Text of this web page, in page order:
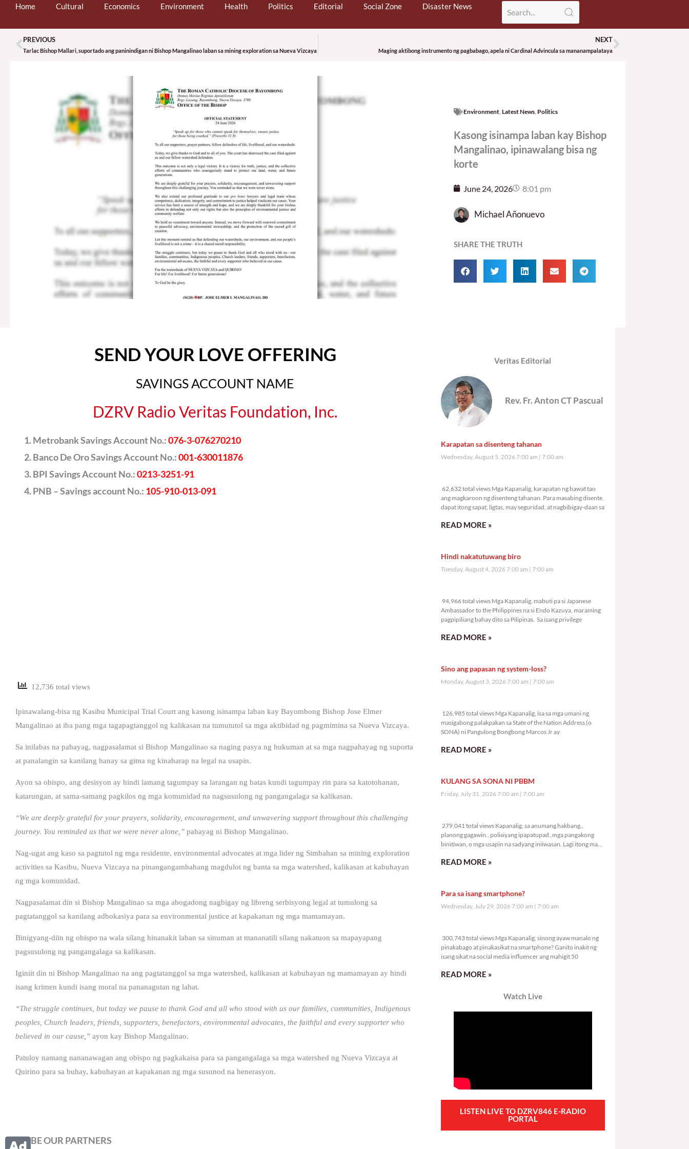
Home Cultural Economics Environment Health Politics Editorial Social Zone Disaster News
Prev
PREVIOUS
Tarlac Bishop Mallari, suportado ang paninindigan ni Bishop Mangalinao laban sa mining exploration sa Nueva Vizcaya
NEXT
Maging aktibong instrumento ng pagbabago, apela ni Cardinal Advincula sa mananampalatayaNext
Environment, Latest News, Politics
Kasong isinampa laban kay Bishop
Mangalinao, ipinawalang bisa ng
korte
June 24, 2026 8:01 pm
Michael Añonuevo
SHARE THE TRUTH
SEND YOUR LOVE OFFERING
SAVINGS ACCOUNT NAME
DZRV Radio Veritas Foundation, Inc.
Metrobank Savings Account No.:076-3-076270210
Banco De Oro Savings Account No.:001-630011876
BPI Savings Account No.:0213-3251-91
PNB – Savings account No.: 105-910-013-091
12,736 total views
Ipinawalang-bisa ng Kasibu Municipal Trial Court ang kasong isinampa laban kay Bayombong Bishop Jose Elmer
Mangalinao at iba pang mga tagapagtanggol ng kalikasan na tumututol sa mga aktibidad ng pagmimina sa Nueva Vizcaya.
Sa inilabas na pahayag, nagpasalamat si Bishop Mangalinao sa naging pasya ng hukuman at sa mga nagpahayag ng suporta
at panalangin sa kanilang hanay sa gitna ng kinaharap na legal na usapin.
Ayon sa obispo, ang desisyon ay hindi lamang tagumpay sa larangan ng batas kundi tagumpay rin para sa katotohanan,
katarungan, at sama-samang pagkilos ng mga komunidad na nagsusulong ng pangangalaga sa kalikasan.
“We are deeply grateful for your prayers, solidarity, encouragement, and unwavering support throughout this challenging
journey. You reminded us that we were never alone,” pahayag ni Bishop Mangalinao.
Nag-ugat ang kaso sa pagtutol ng mga residente, environmental advocates at mga lider ng Simbahan sa mining exploration
activities sa Kasibu, Nueva Vizcaya na pinangangambahang magdulot ng banta sa mga watershed, kalikasan at kabuhayan
ng mga komunidad.
Nagpasalamat din si Bishop Mangalinao sa mga abogadong nagbigay ng libreng serbisyong legal at tumulong sa
pagtatanggol sa kanilang adbokasiya para sa environmental justice at kapakanan ng mga mamamayan.
Binigyang-diin ng obispo na wala silang hinanakit laban sa sinuman at mananatili silang nakatuon sa mapayapang
pagsusulong ng pangangalaga sa kalikasan.
Iginiit din ni Bishop Mangalinao na ang pagtatanggol sa mga watershed, kalikasan at kabuhayan ng mamamayan ay hindi
isang krimen kundi isang moral na pananagutan ng lahat.
“The struggle continues, but today we pause to thank God and all who stood with us our families, communities, Indigenous
peoples, Church leaders, friends, supporters, benefactors, environmental advocates, the faithful and every supporter who
believed in our cause,” ayon kay Bishop Mangalinao.
Patuloy namang nananawagan ang obispo ng pagkakaisa para sa pangangalaga sa mga watershed ng Nueva Vizcaya at
Quirino para sa buhay, kabuhayan at kapakanan ng mga susunod na henerasyon.
BE OUR PARTNERS
Veritas Editorial
Rev. Fr. Anton CT Pascual
Karapatan sa disenteng tahanan
Wednesday, August 5, 2026 7:00 am 7:00 am
62,632 total views Mga Kapanalig, karapatan ng bawat tao
ang magkaroon ng disenteng tahanan. Para masabing disente,
dapat itong sapat, ligtas, may seguridad, at nagbibigay-daan sa
READ MORE »
Hindi nakatutuwang biro
Tuesday, August 4, 2026 7:00 am 7:00 am
94,966 total views Mga Kapanalig, mabuti pa si Japanese
Ambassador to the Philippines na si Endo Kazuya, maraming
pagpipiliang bahay dito sa Pilipinas. Sa isang privilege
READ MORE »
Sino ang papasan ng system-loss?
Monday, August 3, 2026 7:00 am 7:00 am
126,985 total views Mga Kapanalig, isa sa mga umani ng
masigabong palakpakan sa State of the Nation Address (o
SONA) ni Pangulong Bongbong Marcos Jr ay
READ MORE »
KULANG SA SONA NI PBBM
Friday, July 31, 2026 7:00 am 7:00 am
279,041 total views Kapanalig, sa anumang hakbang.,
planong gagawin., polisiyang ipapatupad.,mga pangakong
binitiwan, o mga usapin na sadyang iniiwasan. Lagi itong may
READ MORE »
Para sa isang smartphone?
Wednesday, July 29, 2026 7:00 am 7:00 am
300,743 total views Mga Kapanalig, sinong ayaw manalo ng
pinakabago at pinakasikat na smartphone? Ganito inakit ng
isang sikat na social media influencer ang mahigit 50
READ MORE »
Watch Live
LISTEN LIVE TO DZRV846 E-RADIO
PORTAL